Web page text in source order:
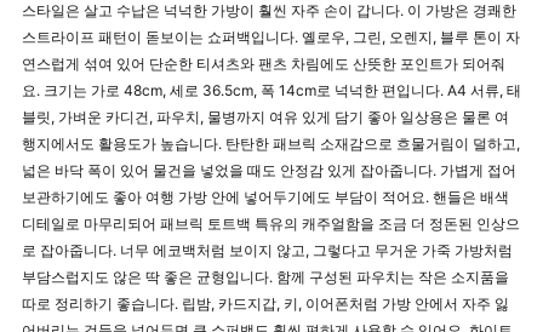
스타일은 살고 수납은 넉넉한 가방이 훨씬 자주 손이 갑니다. 이 가방은 경쾌한
스트라이프 패턴이 돋보이는 쇼퍼백입니다. 옐로우, 그린, 오렌지, 블루 톤이 자
연스럽게 섞여 있어 단순한 티셔츠와 팬츠 차림에도 산뜻한 포인트가 되어줘
요. 크기는 가로 48cm, 세로 36.5cm, 폭 14cm로 넉넉한 편입니다. A4 서류, 태
블릿, 가벼운 카디건, 파우치, 물병까지 여유 있게 담기 좋아 일상용은 물론 여
행지에서도 활용도가 높습니다. 탄탄한 패브릭 소재감으로 흐물거림이 덜하고,
넓은 바닥 폭이 있어 물건을 넣었을 때도 안정감 있게 잡아줍니다. 가볍게 접어
보관하기에도 좋아 여행 가방 안에 넣어두기에도 부담이 적어요. 핸들은 배색
디테일로 마무리되어 패브릭 토트백 특유의 캐주얼함을 조금 더 정돈된 인상으
로 잡아줍니다. 너무 에코백처럼 보이지 않고, 그렇다고 무거운 가죽 가방처럼
부담스럽지도 않은 딱 좋은 균형입니다. 함께 구성된 파우치는 작은 소지품을
따로 정리하기 좋습니다. 립밤, 카드지갑, 키, 이어폰처럼 가방 안에서 자주 잃